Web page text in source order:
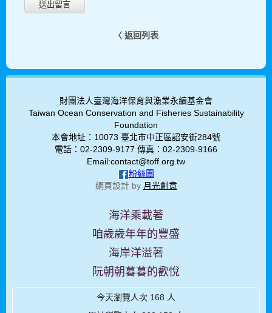
〈 返回列表
財團法人臺灣海洋保育與漁業永續基金會
Taiwan Ocean Conservation and Fisheries Sustainability
Foundation
本會地址：10073 臺北市中正區詔安街284號
電話：02-2309-9177 傳真：02-2309-9166
Email:contact@toff.org.tw
粉絲團
網頁設計 by 月光創意
海洋乘載著
咱歲歲年年的豐盛
海岸洋溢著
阮朝朝暮暮的歡悅
今天瀏覽人次 168 人